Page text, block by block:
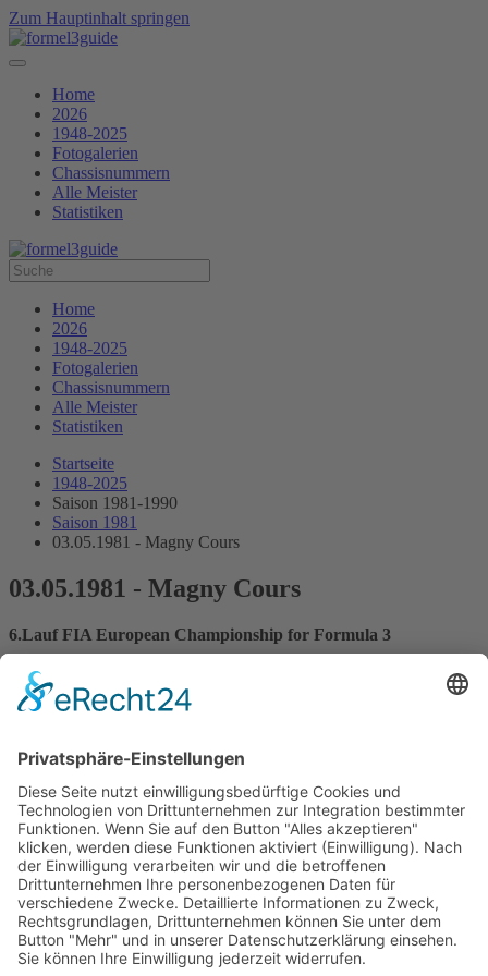
Zum Hauptinhalt springen
Home
2026
1948-2025
Fotogalerien
Chassisnummern
Alle Meister
Statistiken
Home
2026
1948-2025
Fotogalerien
Chassisnummern
Alle Meister
Statistiken
Startseite
1948-2025
Saison 1981-1990
Saison 1981
03.05.1981 - Magny Cours
03.05.1981 - Magny Cours
6.Lauf FIA European Championship for Formula 3
Streckenskizze
Nennungsliste
Ergebnis Zeittraining 1
Original Zeitnahme
Ergebnis Zeittraining 2
Gesamtergebnis Zeittraining 1+2 Original Zeitnahme
Startaufstellung
Original Zeitnahme
Ergebnis Rennen
Original Zeitnahme